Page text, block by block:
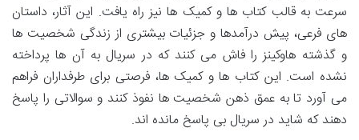
سرعت به قالب کتاب ها و کمیک ها نیز راه یافت. این آثار، داستان
های فرعی، پیش درآمدها و جزئیات بیشتری از زندگی شخصیت ها
و گذشته هاوکینز را فاش می کنند که در سریال به آن ها پرداخته
نشده است. این کتاب ها و کمیک ها، فرصتی برای طرفداران فراهم
می آورد تا به عمق ذهن شخصیت ها نفوذ کنند و سوالاتی را پاسخ
دهند که شاید در سریال بی پاسخ مانده اند.